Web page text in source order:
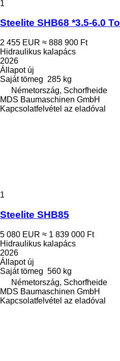
1
Steelite SHB68 *3.5-6.0 To
2 455 EUR ≈ 888 900 Ft
Hidraulikus kalapács
2026
Állapotúj
Saját tömeg 285 kg
Németország, Schorfheide
MDS Baumaschinen GmbH
Kapcsolatfelvétel az eladóval
1
Steelite SHB85
5 080 EUR ≈ 1 839 000 Ft
Hidraulikus kalapács
2026
Állapotúj
Saját tömeg 560 kg
Németország, Schorfheide
MDS Baumaschinen GmbH
Kapcsolatfelvétel az eladóval